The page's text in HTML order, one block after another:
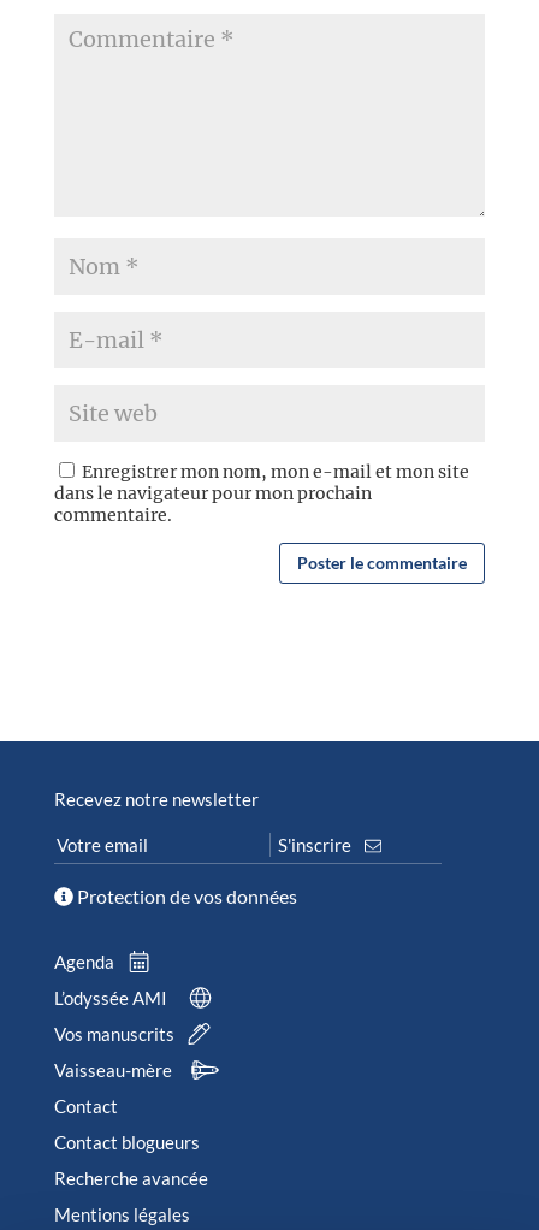
Enregistrer mon nom, mon e-mail et mon site
dans le navigateur pour mon prochain
commentaire.
Recevez notre newsletter
Protection de vos données
Agenda
L’odyssée AMI
Vos manuscrits
Vaisseau-mère
Contact
Contact blogueurs
Recherche avancée
Mentions légales